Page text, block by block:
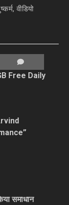
वीडियो
Free Daily
समाधान